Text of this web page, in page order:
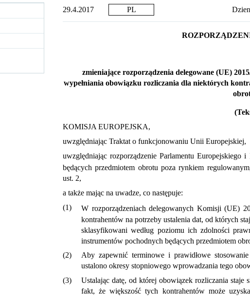
29.4.2017 PL
zmieniające rozporządzenia delegowane (UE)
wypełniania obowiązku rozliczania dla niektórych
KOMISJA EUROPEJSKA,
uwzględniając Traktat o funkcjonowaniu Unii Europejskiej,
uwzględniając rozporządzenie Parlamentu
będących przedmiotem obrotu poza rynkiem
ust. 2,
a także mając na uwadze, co następuje:
(1)
W rozporządzeniach delegowanych Komisji (UE)
kontrahentów na potrzeby ustalenia dat, od których
sklasyfikowani według poziomu ich zdolności
instrumentów pochodnych będących przedmiotem
(2)
Aby zapewnić terminowe i prawidłowe
ustalono okresy stopniowego wprowadzania tego
(3)
Ustalając datę, od której obowiązek rozliczania
fakt, że większość tych kontrahentów może